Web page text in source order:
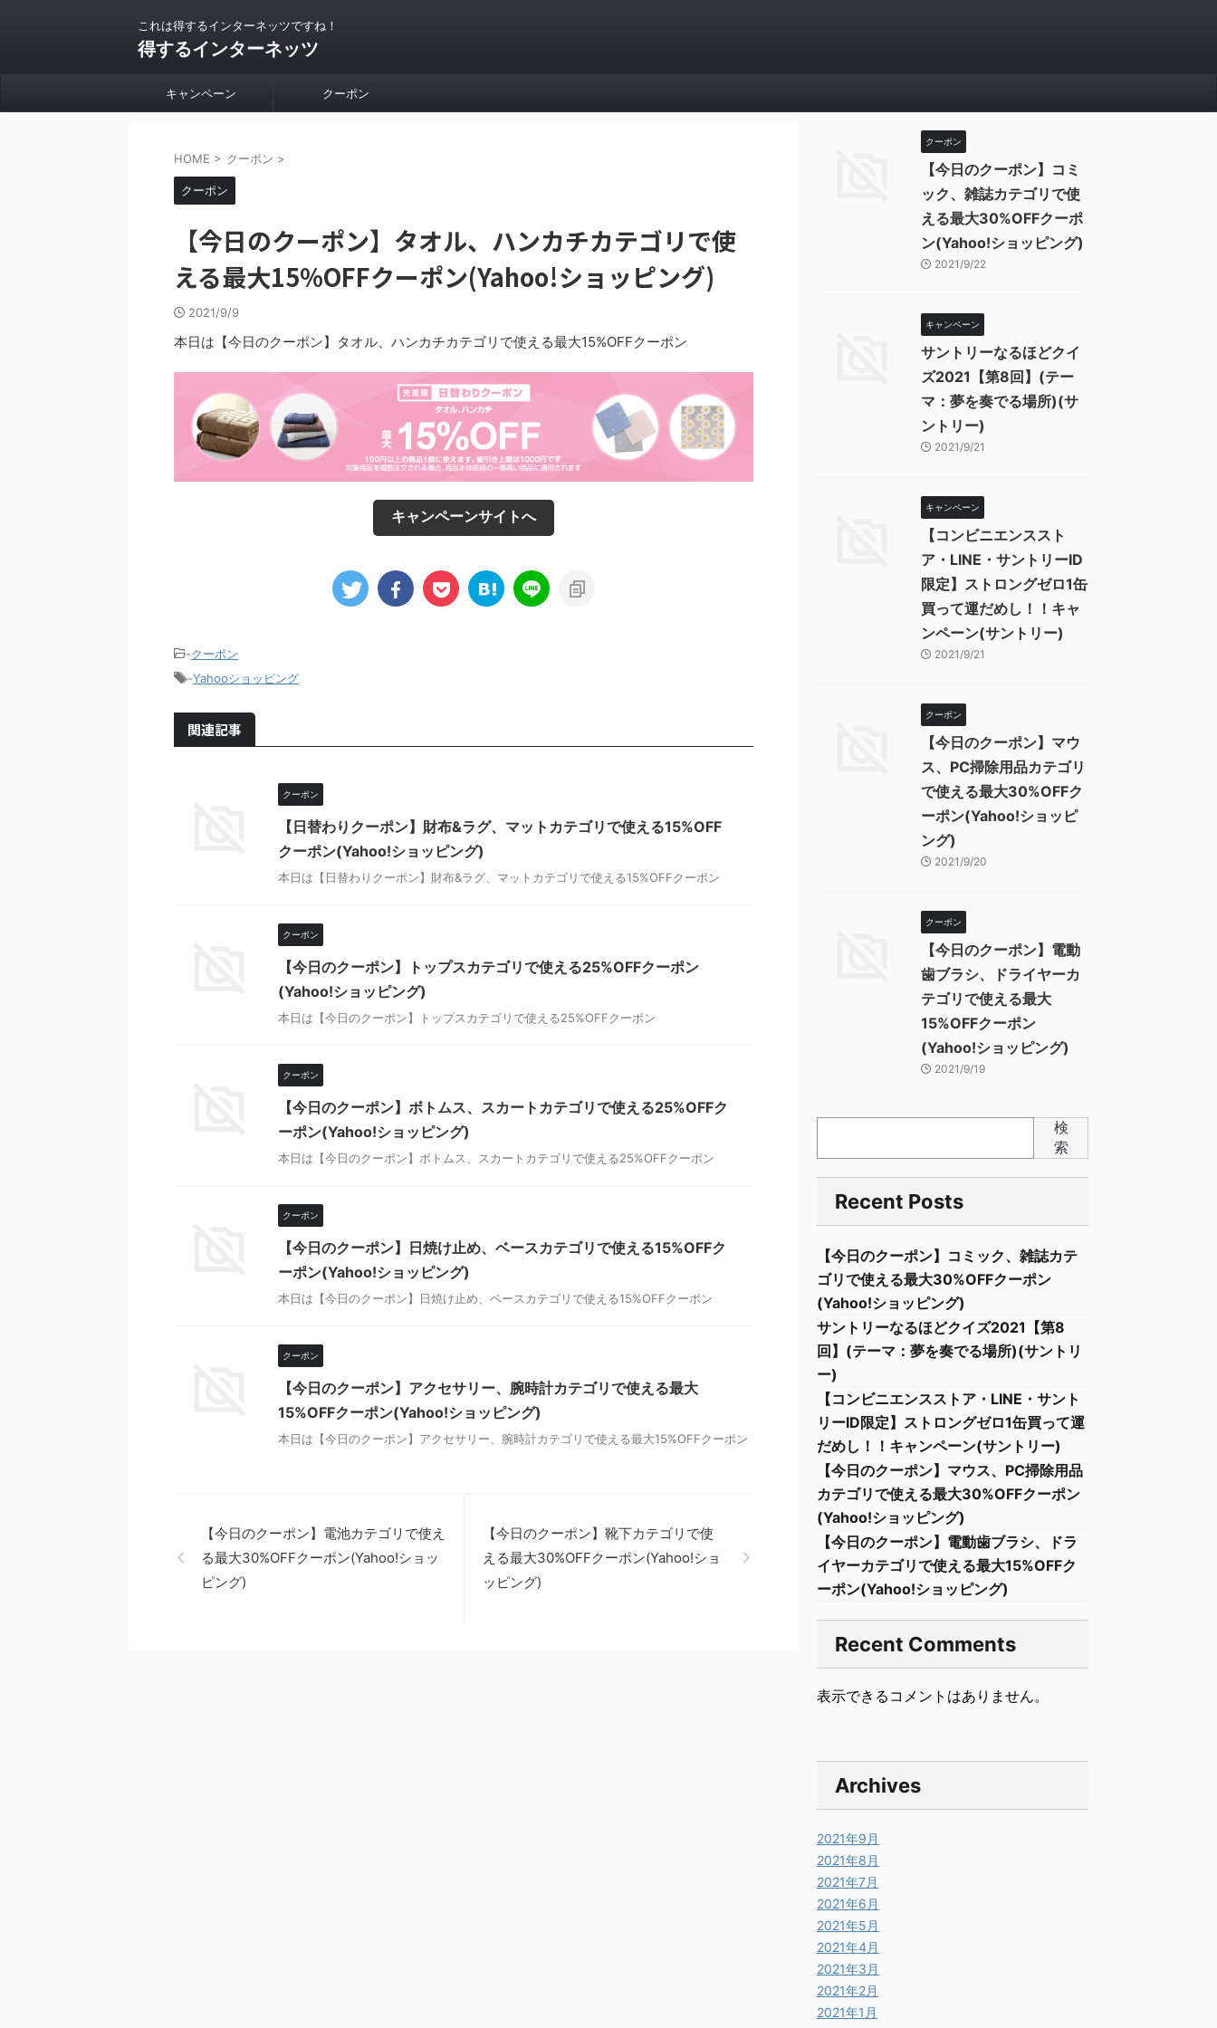
これは得するインターネッツですね！
得するインターネッツ
キャンペーン クーポン
HOME > クーポン >
クーポン
【今日のクーポン】タオル、ハンカチカテゴリで使
える最大15%OFFクーポン(Yahoo!ショッピング)
2021/9/9
本日は【今日のクーポン】タオル、ハンカチカテゴリで使える最大15%OFFクーポン
キャンペーンサイトへ
-クーポン
-Yahooショッピング
関連記事
クーポン
【日替わりクーポン】財布&ラグ、マットカテゴリで使える15%OFF
クーポン(Yahoo!ショッピング)
本日は【日替わりクーポン】財布&ラグ、マットカテゴリで使える15%OFFクーポン
クーポン
【今日のクーポン】トップスカテゴリで使える25%OFFクーポン
(Yahoo!ショッピング)
本日は【今日のクーポン】トップスカテゴリで使える25%OFFクーポン
クーポン
【今日のクーポン】ボトムス、スカートカテゴリで使える25%OFFク
ーポン(Yahoo!ショッピング)
本日は【今日のクーポン】ボトムス、スカートカテゴリで使える25%OFFクーポン
クーポン
【今日のクーポン】日焼け止め、ベースカテゴリで使える15%OFFク
ーポン(Yahoo!ショッピング)
本日は【今日のクーポン】日焼け止め、ベースカテゴリで使える15%OFFクーポン
クーポン
【今日のクーポン】アクセサリー、腕時計カテゴリで使える最大
15%OFFクーポン(Yahoo!ショッピング)
本日は【今日のクーポン】アクセサリー、腕時計カテゴリで使える最大15%OFFクーポン
【今日のクーポン】電池カテゴリで使え
る最大30%OFFクーポン(Yahoo!ショッ
ピング)
【今日のクーポン】靴下カテゴリで使
える最大30%OFFクーポン(Yahoo!ショ
ッピング)
クーポン
【今日のクーポン】コミ
ック、雑誌カテゴリで使
える最大30%OFFクーポ
ン(Yahoo!ショッピング)
2021/9/22
キャンペーン
サントリーなるほどクイ
ズ2021【第8回】(テー
マ：夢を奏でる場所)(サ
ントリー)
2021/9/21
キャンペーン
【コンビニエンススト
ア・LINE・サントリーID
限定】ストロングゼロ1缶
買って運だめし！！キャ
ンペーン(サントリー)
2021/9/21
クーポン
【今日のクーポン】マウ
ス、PC掃除用品カテゴリ
で使える最大30%OFFク
ーポン(Yahoo!ショッピ
ング)
2021/9/20
クーポン
【今日のクーポン】電動
歯ブラシ、ドライヤーカ
テゴリで使える最大
15%OFFクーポン
(Yahoo!ショッピング)
2021/9/19
検
索
Recent Posts
【今日のクーポン】コミック、雑誌カテ
ゴリで使える最大30%OFFクーポン
(Yahoo!ショッピング)
サントリーなるほどクイズ2021【第8
回】(テーマ：夢を奏でる場所)(サントリ
ー)
【コンビニエンスストア・LINE・サント
リーID限定】ストロングゼロ1缶買って運
だめし！！キャンペーン(サントリー)
【今日のクーポン】マウス、PC掃除用品
カテゴリで使える最大30%OFFクーポン
(Yahoo!ショッピング)
【今日のクーポン】電動歯ブラシ、ドラ
イヤーカテゴリで使える最大15%OFFク
ーポン(Yahoo!ショッピング)
Recent Comments
表示できるコメントはありません。
Archives
2021年9月
2021年8月
2021年7月
2021年6月
2021年5月
2021年4月
2021年3月
2021年2月
2021年1月